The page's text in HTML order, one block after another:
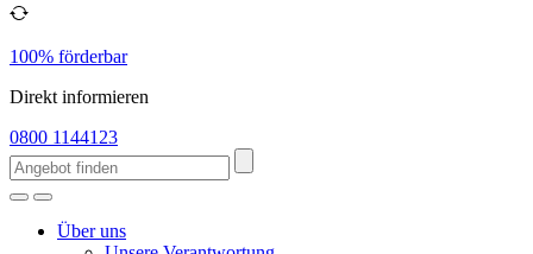
100% förderbar
Direkt informieren
0800 1144123
Über uns